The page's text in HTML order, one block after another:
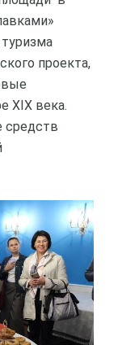
проекта,
XIX века.
средств